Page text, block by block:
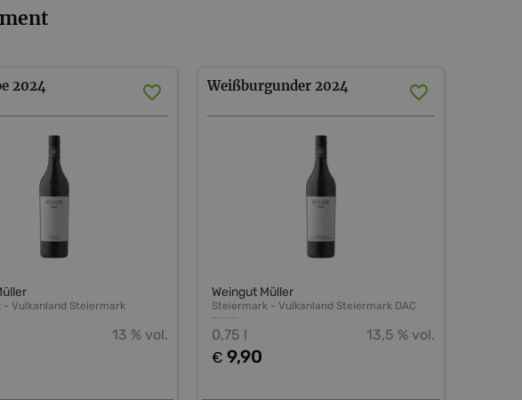
2024
- Vulkanland Steiermark
13 % vol.
Weißburgunder 2024
Weingut Müller
Steiermark - Vulkanland Steiermark DAC
13,5 % vol.
0,75 l
€ 9,90